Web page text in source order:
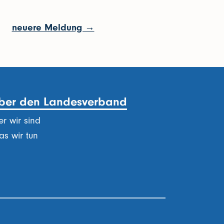
neuere Meldung →
den Landesverband
wir sind
wir tun